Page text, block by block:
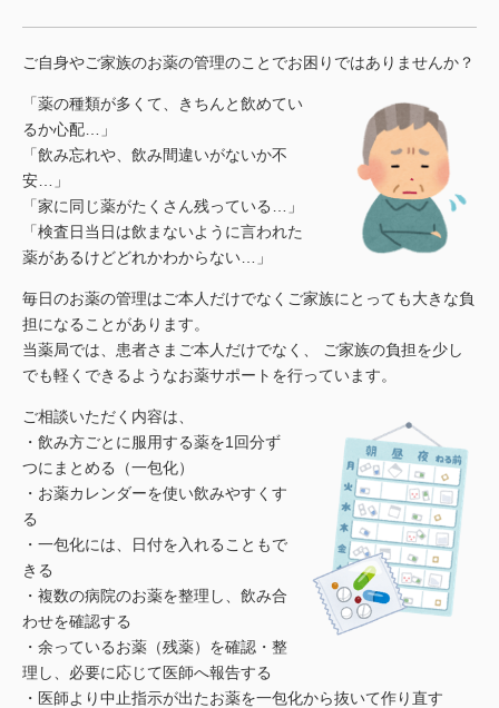
ご自身やご家族のお薬の管理のことでお困りではありませんか？
「薬の種類が多くて、きちんと飲めてい
るか心配…」
「飲み忘れや、飲み間違いがないか不
安…」
「家に同じ薬がたくさん残っている…」
「検査日当日は飲まないように言われた
薬があるけどどれかわからない…」
毎日のお薬の管理はご本人だけでなくご家族にとっても大きな負
担になることがあります。
当薬局では、患者さまご本人だけでなく、 ご家族の負担を少し
でも軽くできるようなお薬サポートを行っています。
ご相談いただく内容は、
・飲み方ごとに服用する薬を1回分ず
つにまとめる（一包化）
・お薬カレンダーを使い飲みやすくす
る
・一包化には、日付を入れることもで
きる
・複数の病院のお薬を整理し、飲み合
わせを確認する
・余っているお薬（残薬）を確認・整
理し、必要に応じて医師へ報告する
・医師より中止指示が出たお薬を一包化から抜いて作り直す